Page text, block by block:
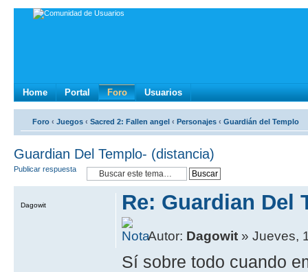
Home Portal Foro Usuarios
Foro ‹ Juegos ‹ Sacred 2: Fallen angel ‹ Personajes ‹ Guardián del Templo
Guardian Del Templo- (distancia)
Publicar respuesta
Re: Guardian Del
Autor: Dagowit » Jueves,
Sí sobre todo cuando
Dagowit